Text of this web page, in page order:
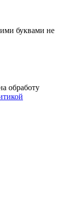
буквами не
обработу